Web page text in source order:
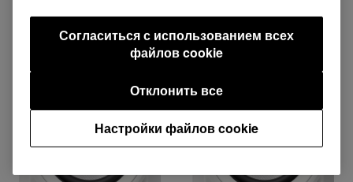
Настройки файлов cookie
Отклонить все
Согласиться с использованием всех
файлов cookie